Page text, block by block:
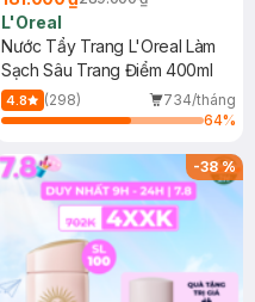
L'Oreal
Nước Tẩy Trang L'Oreal Làm
Sạch Sâu Trang Điểm 400ml
4.8 (298)
734/tháng
64%
-38%